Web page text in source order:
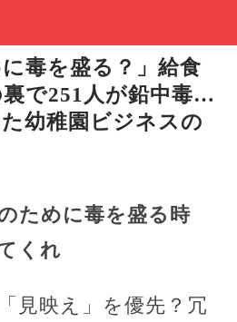
に毒を盛る？」給食
で251人が鉛中毒…
幼稚園ビジネスの
ために毒を盛る時
くれ
見映え」を優先？冗